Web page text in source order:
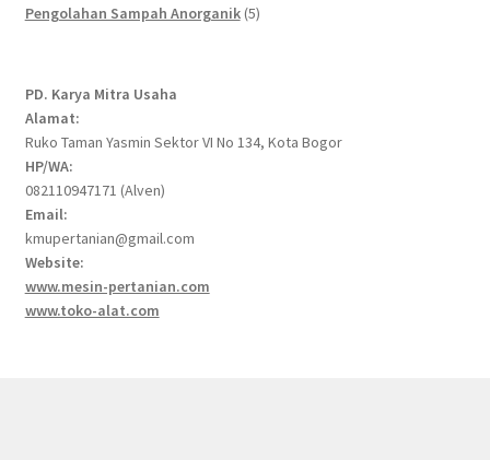
products
Pengolahan Sampah Anorganik 55
PD. Karya Mitra Usaha
Alamat:
Ruko Taman Yasmin Sektor VI No 134, Kota Bogor
HP/WA:
082110947171 (Alven)
Email:
kmupertanian@gmail.com
Website:
www.mesin-pertanian.com
www.toko-alat.com